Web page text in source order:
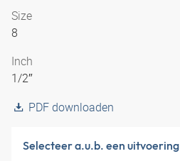
Size
8
Inch
1/2″
PDF downloaden
Selecteer a.u.b. een uitvoering